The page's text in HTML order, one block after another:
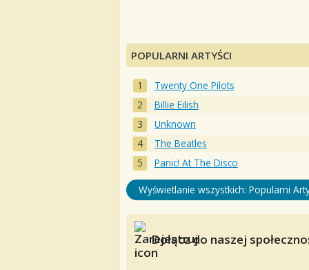
POPULARNI ARTYŚCI
Twenty One Pilots
Billie Eilish
Unknown
The Beatles
Panic! At The Disco
Wyświetlanie wszystkich: Popularni
Dołącz do naszej